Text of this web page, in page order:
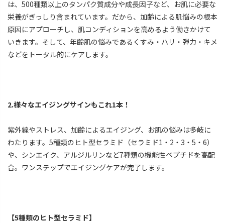
は、500種類以上のタンパク質成分や成長因子など、お肌に必要な
栄養がぎっしり含まれています。だから、加齢による肌悩みの根本
原因にアプローチし、肌コンディションを高めるよう働きかけて
いきます。そして、年齢肌の悩みであるくすみ・ハリ・弾力・キメ
などをトータル的にケアします。
2.様々なエイジングサインもこれ1本！
紫外線やストレス、加齢によるエイジング、お肌の悩みは多岐に
わたります。5種類のヒト型セラミド（セラミド1・2・3・5・6）
や、シンエイク、アルジルリンなど7種類の機能性ペプチドを高配
合。ワンステップでエイジングケアが完了します。
【5種類のヒト型セラミド】